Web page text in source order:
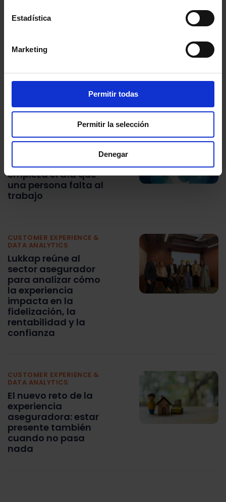
Estadística
Marketing
Permitir todas
Permitir la selección
Denegar
DATA ANALYTICS
DEC por sus
metodologías de CX
EMPLOYEE EXPERIENCE &
El absentismo no
empieza el día que
una persona falta al
trabajo
CUSTOMER EXPERIENCE &
DATA ANALYTICS
Lukkap reúne al
sector asegurador
para analizar cómo
la experiencia
impacta en la
fidelización, la
rentabilidad y la
confianza
CUSTOMER EXPERIENCE &
DATA ANALYTICS
El nuevo reto de la
experiencia
aseguradora: estar
presente también
cuando no pasa
nada